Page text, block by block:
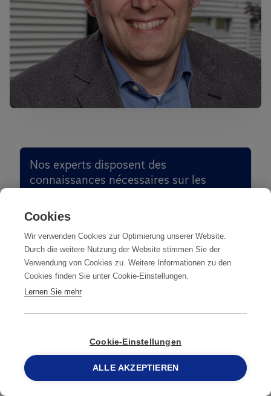
Nos experts disposent des
connaissances nécessaires sur les
moyens appropriés pour traiter
efficacement une infestation et en
empêcher toute nouvelle propagation.
Nous sommes là pour vous libérer de ce
fléau. Contactez-nous.
FOURMIS IMMÉDIATE
CONTACTEZ-NOUS
058 387 75 50
Cookies
Wir verwenden Cookies zur Optimierung unserer Website.
Durch die weitere Nutzung der Website stimmen Sie der
Verwendung von Cookies zu. Weitere Informationen zu den
Cookies finden Sie unter Cookie-Einstellungen.
Lernen Sie mehr
Cookie-Einstellungen
ALLE AKZEPTIEREN
058 387 75 50